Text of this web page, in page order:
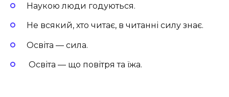
Наукою люди годуються.
Не всякий, хто читає, в читанні силу знає.
Освіта — сила.
Освіта — що повітря та їжа.